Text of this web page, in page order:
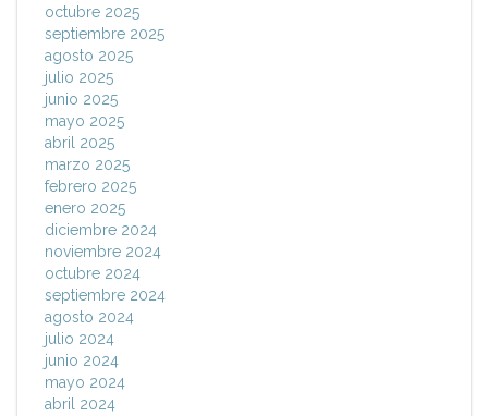
octubre 2025
septiembre 2025
agosto 2025
julio 2025
junio 2025
mayo 2025
abril 2025
marzo 2025
febrero 2025
enero 2025
diciembre 2024
noviembre 2024
octubre 2024
septiembre 2024
agosto 2024
julio 2024
junio 2024
mayo 2024
abril 2024